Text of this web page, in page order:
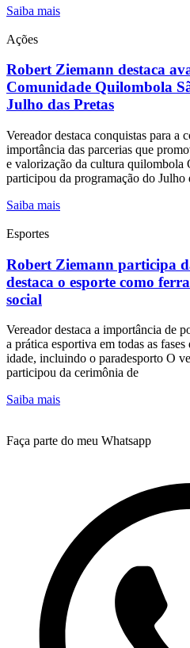
Saiba mais
Ações
Robert Ziemann destaca
Comunidade Quilombola
Julho das Pretas
Vereador destaca conquistas para a
importância das parcerias que
e valorização da cultura quilombola
participou da programação do Julho
Saiba mais
Esportes
Robert Ziemann participa
destaca o esporte como
social
Vereador destaca a importância de
a prática esportiva em todas as
idade, incluindo o paradesporto O
participou da cerimônia de
Saiba mais
Faça parte do meu Whatsapp